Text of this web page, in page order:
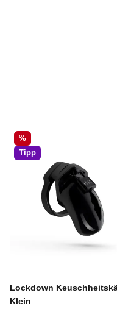
Rabatt
%
Tipp
Lockdown
Klein